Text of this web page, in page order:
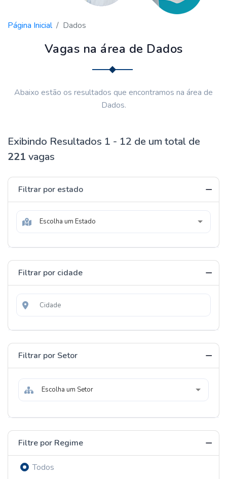
Página Inicial Dados
Vagas na área de Dados
Abaixo estão os resultados que encontramos na área de
Dados.
Exibindo Resultados 1 - 12 de um total de
221 vagas
Filtrar por estado
Escolha um Estado
Filtrar por cidade
Filtrar por Setor
Escolha um Setor
Filtre por Regime
Todos